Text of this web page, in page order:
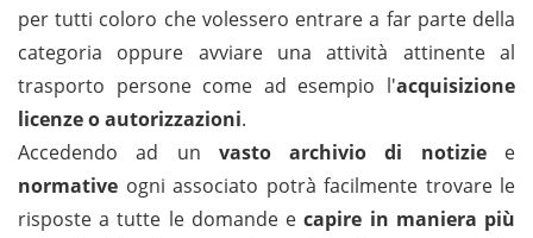
per tutti coloro che volessero entrare a far parte della
categoria oppure avviare una attività attinente al
trasporto persone come ad esempio l'acquisizione
licenze o autorizzazioni.
Accedendo ad un vasto archivio di notiziee
normative ogni associato potrà facilmente trovare le
risposte a tutte le domande e capire in maniera più